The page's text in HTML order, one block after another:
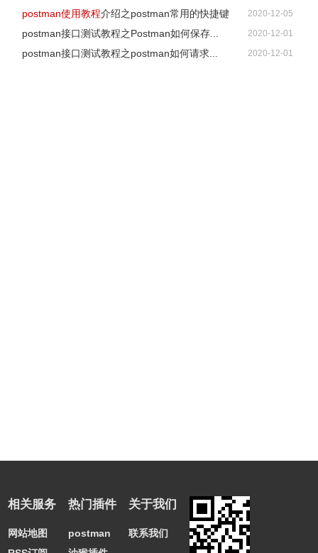
postman使用教程介绍之postman常用的快捷键 2020-12-05
postman接口测试教程之Postman如何保存... 2020-12-01
postman接口测试教程之postman如何请求... 2020-12-01
相关服务
网站地图
热门插件
postman
关于我们
联系我们